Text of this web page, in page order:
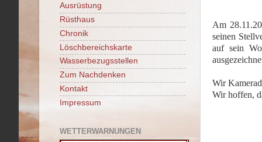
Am
seinen
auf sein
Wir
Wir hoffen,
Ausrüstung
Rüsthaus
Chronik
Löschbereichskarte
Wasserbezugsstellen
Zum Nachdenken
Kontakt
Impressum
WETTERWARNUNGEN